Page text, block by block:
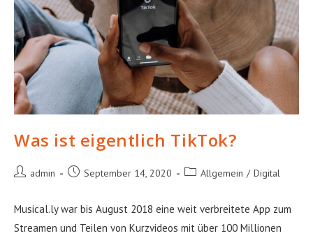
Was ist eigentlich TikTok?
Beitrags-
admin
BeitragSeptember 14, 2020
Beitrags-
Allgemein / Digital
Musical.ly war bis August 2018 eine weit verbreitete App zum
Streamen und Teilen von Kurzvideos mit über 100 Millionen